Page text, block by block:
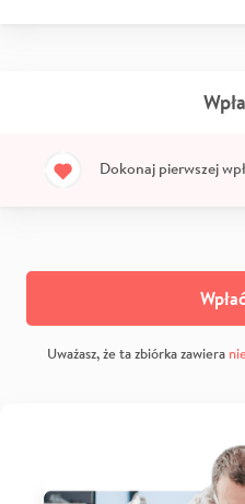
Dokonaj pierwszej
Uważasz, że ta zbiórka zawiera